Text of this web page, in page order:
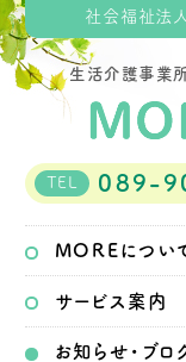
社会福祉法
生活介護事業所
TEL 089-
MOREについ
サービス案内
お知らせ・ブロ